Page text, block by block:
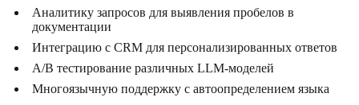
Аналитику запросов для выявления пробелов в
документации
Интеграцию с CRM для персонализированных ответов
A/B тестирование различных LLM-моделей
Многоязычную поддержку с автоопределением языка